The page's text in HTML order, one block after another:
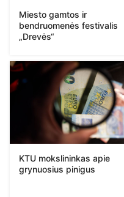
Miesto gamtos ir
bendruomenės festivalis
„Drevės“
KTU mokslininkas apie
grynuosius pinigus